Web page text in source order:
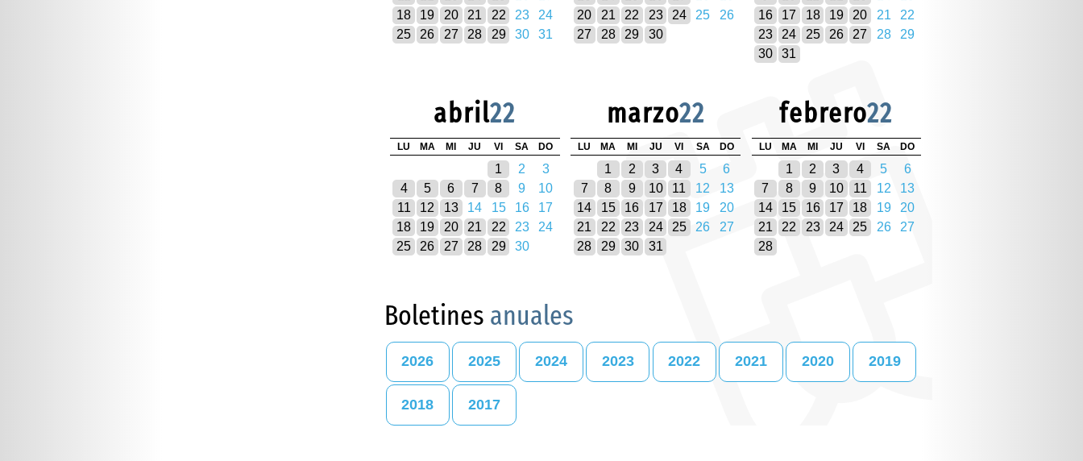
18
19 20 21 22 23
24
25
26 27 28 29 30 31
20
21 22 23 24 25
26
27
28 29 30
16
17 18 19 20 21
22
23
24 25 26 27 28
29
30
31
abril22
LU MA MI JU VI SA DO
1 2
3
4
5 6 7 8 9
10
11
12 13 14 15 16
17
18
19 20 21 22 23
24
25
26 27 28 29 30
marzo22
LU MA MI JU VI SA DO
1 2 3 4 5
6
7
8 9 10 11 12
13
14
15 16 17 18 19
20
21
22 23 24 25 26
27
28
29 30 31
febrero22
LU MA MI JU VI SA DO
1 2 3 4 5
6
7
8 9 10 11 12
13
14
15 16 17 18 19
20
21
22 23 24 25 26
27
28
Boletines anuales
2026 2025 2024 2023 2022 2021 2020 2019
2018 2017